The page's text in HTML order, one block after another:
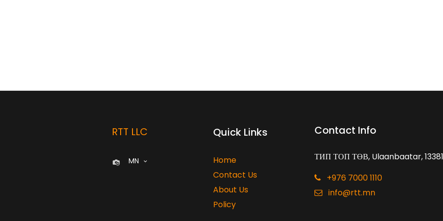
RTT LLC
MN
Quick Links
Home
Contact Us
About Us
Policy
Contact Info
ТИП ТОП ТӨВ, Ulaanbaatar, 13381
+976 7000 1110
info@rtt.mn